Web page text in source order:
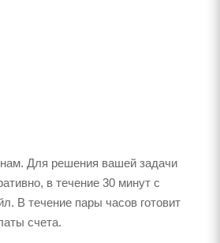
Для решения вашей задачи
в течение 30 минут с
В течение пары часов готовит
счета.